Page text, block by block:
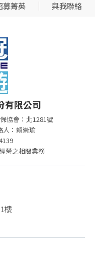
募菁英 與我聯絡
有限公司
協會：北1281號
人：賴崇瑜
營之相關業務
樓